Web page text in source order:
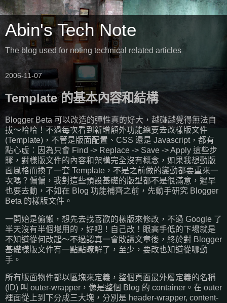
Abin's Tech Note
The blog used for noting technical related articles
2006-11-07
Template 的基本內容和結構
Blogger Beta 可以改造的彈性真的好大，越碰越覺得無法自
拔～哈哈！不過每次看到新增額外功能總要去改樣版文件
(Template)，不管是版面配置、CSS 還是 Javascript，都有
點心虛：因為只會 Find -> Replace -> Save -> Apply 這些步
驟，對樣版文件的內容和架構完全沒有概念，如果我想動版
面風格而換了一套 Template，不是之前做的變動都要重來一
次嗎？偏偏，我對這些預設基礎的版型都不是很滿意，遲早
也要去動，不如在 Blog 功能補齊之前，先動手研究 Blogger
Beta 的樣版文件。
一開始是偷懶，想先去找喜歡的樣版來修改，不過 Google 了
半天沒有半個堪用的，好吧！自己改！眼高手低的下場就是
不知道從何改起～不過認真一會敗讀文章後，終於對 Blogger
基礎樣版文件有一點點瞭解了，至少，要改也知道從哪動
手。
所有版面物件都以區塊來定義，整個頁面最外層定義的名稱
(ID) 叫 outer-wrapper，像是整個 Blog 的 container。在 outer
裡面從上到下分成三大塊，分別是 header-wrapper, content-